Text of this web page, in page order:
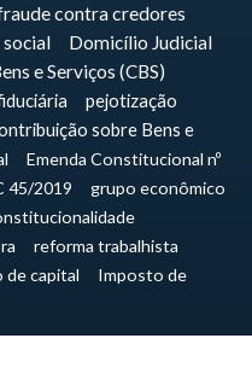
contra credores
Domicílio Judicial
e Serviços (CBS)
pejotização
sobre Bens e
Emenda Constitucional nº
45/2019
grupo econômico
reforma trabalhista
de capital
Imposto de